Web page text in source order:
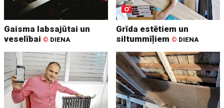
Gaisma labsajūtai un
veselībai © DIENA
Grīda estētiem un
siltummīļiem © DIENA